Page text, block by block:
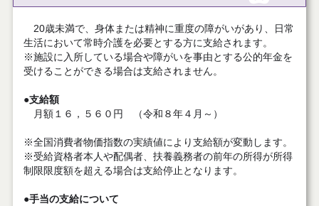
20歳未満で、身体または精神に重度の障がいがあり、日常
生活において常時介護を必要とする方に支給されます。
※施設に入所している場合や障がいを事由とする公的年金を
受けることができる場合は支給されません。
●支給額
月額１６，５６０円 （令和８年４月～）
※全国消費者物価指数の実績値により支給額が変動します。
※受給資格者本人や配偶者、扶養義務者の前年の所得が所得
制限限度額を超える場合は支給停止となります。
●手当の支給について